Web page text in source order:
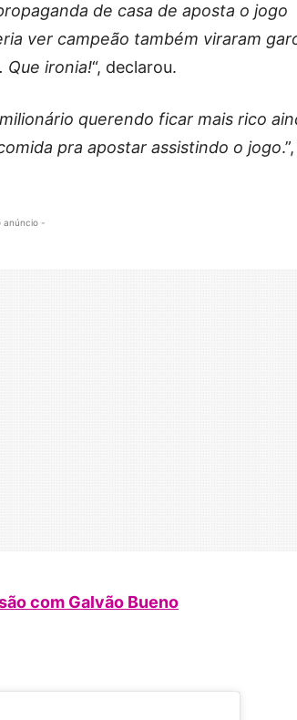
de casa de aposta o jogo
ver campeão também viraram
Que ironia!“, declarou.
querendo ficar mais rico
pra apostar assistindo o jogo.”,
anúncio -
com Galvão Bueno